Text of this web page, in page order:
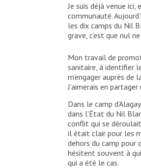
Je suis déjà venue
communauté.
les dix camps du Nil
grave, c’est que nul
Mon travail de
sanitaire, à identifier
m’engager auprès
J’aimerais en
Dans le camp
dans l’État du Nil
conflit qui se
il était clair pour les
dehors du camp pour
hésitent souvent à
qui a été le cas.